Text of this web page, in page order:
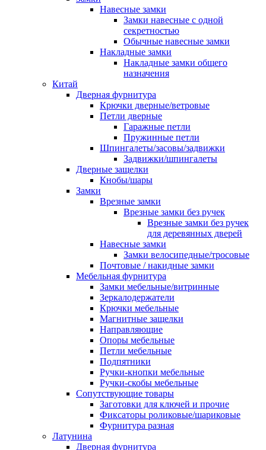
Навесные замки
Замки навесные с одной
секретностью
Обычные навесные замки
Накладные замки
Накладные замки общего
назначения
Китай
Дверная фурнитура
Крючки дверные/ветровые
Петли дверные
Гаражные петли
Пружинные петли
Шпингалеты/засовы/задвижки
Задвижки/шпингалеты
Дверные защелки
Кнобы/шары
Замки
Врезные замки
Врезные замки без ручек
Врезные замки без ручек
для деревянных дверей
Навесные замки
Замки велосипедные/тросовые
Почтовые / накидные замки
Мебельная фурнитура
Замки мебельные/витринные
Зеркалодержатели
Крючки мебельные
Магнитные защелки
Направляющие
Опоры мебельные
Петли мебельные
Подпятники
Ручки-кнопки мебельные
Ручки-скобы мебельные
Сопутствующие товары
Заготовки для ключей и прочие
Фиксаторы роликовые/шариковые
Фурнитура разная
Латунина
Дверная фурнитура